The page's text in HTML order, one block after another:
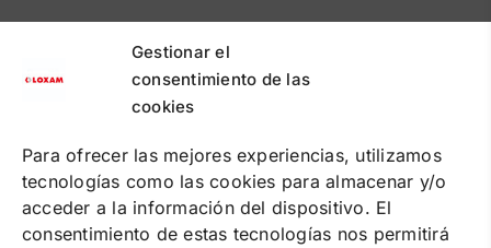
Gestionar el
consentimiento de las
cookies
Para ofrecer las mejores experiencias, utilizamos
tecnologías como las cookies para almacenar y/o
acceder a la información del dispositivo. El
consentimiento de estas tecnologías nos permitirá
PUNTOS DE RECOGIDA
CONTACTA
Política de cookies
Política de privacidad
Condiciones de contratación online